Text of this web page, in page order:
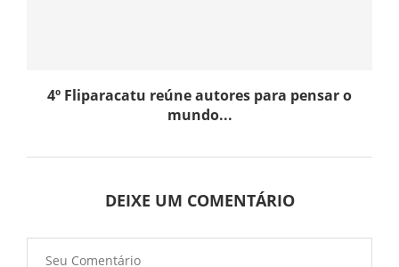
4º Fliparacatu reúne autores para pensar o
mundo...
DEIXE UM COMENTÁRIO